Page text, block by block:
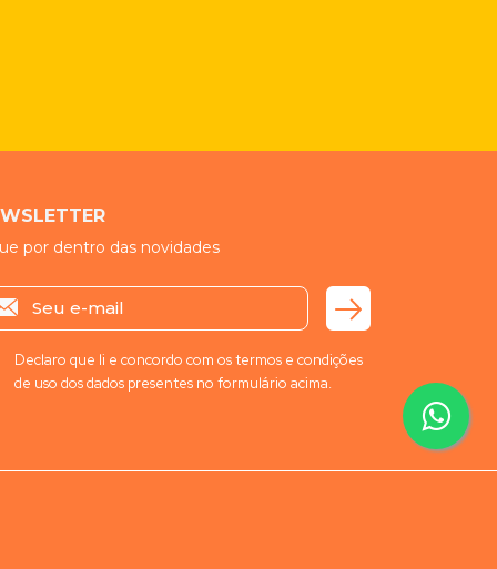
por dentro das novidades
Declaro que li e concordo com os termos e condições
de uso dos dados presentes no formulário acima.